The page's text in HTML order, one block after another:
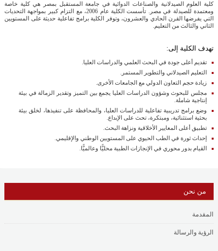
كلية العلوم الصيدلانية والصناعات الدوائية في جامعة المستقبل بمصر هي كلية خاصة
ومعتمدة للصيدلة في مصر. تأسست الكلية عام 2006، مع التزام كبير بمواجهة التحديات
التي يفرضها القرن الحادي والعشرون، وتوفر الكلية برامج تفاعلية حديثة على المستويين
الثاني والثالث من التعليم.
تهدف الكلية إلى:
تقديم أعلى جودة في البحث العلمي والدراسات العليا.
التعليم الصيدلاني والتطوير المستمر.
زيادة حجم التعاون الدولي مع الجامعات الأخرى.
مجلس للبحوث وشؤون الدراسات العليا يجمع بين التميز وتقدير الزمالة في بيئة
إنتاجية شاملة.
وضع برامج تدريبية تفاعلية للدراسات العليا، والمحافظة على تنفيذها، لخلق بيئة
بحثية استثنائية، ومبتكرة، تحث على الإبداع.
تطبيق أعلى المعايير الأخلاقية ونزاهة البحث.
إحداث ثورة في الطب الحيوي على المستويين الوطني والإقليمي.
القيام بدور محوري في الإنجازات الطبية محليًّا وعالميًّا.
من نحن
المقدمة
الرؤية والرسالة